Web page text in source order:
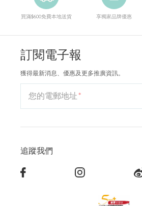
買滿$600免費本地送貨 享獨家品牌優惠
訂閱電子報
獲得最新消息、優惠及更多推廣資訊。
您的電郵地址
追蹤我們